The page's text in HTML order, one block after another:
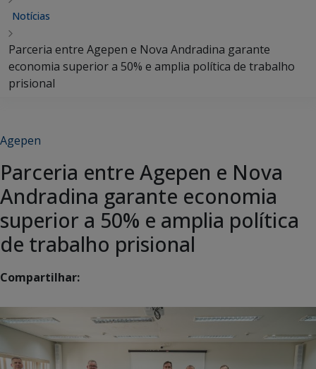
Notícias
Parceria entre Agepen e Nova Andradina garante
economia superior a 50% e amplia política de trabalho
prisional
Agepen
Parceria entre Agepen e Nova
Andradina garante economia
superior a 50% e amplia política
de trabalho prisional
Compartilhar: